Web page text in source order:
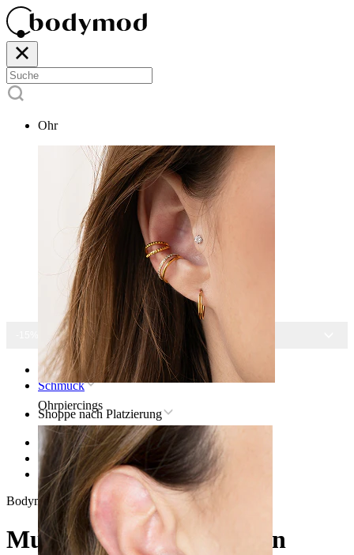
Ohr
Ohrpiercings
-15% AUF ALLEN SCHMUCK
Startseite
Schmuck
Shoppe nach Platzierung
Lippen
Titan-lippenpiercingschmuck
Muschel-Labret aus Titan
Bodymod Trend
Muschel-Labret aus Titan